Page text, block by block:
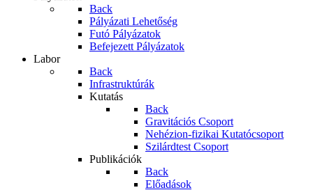
Back
Pályázati Lehetőség
Futó Pályázatok
Befejezett Pályázatok
Labor
Back
Infrastruktúrák
Kutatás
Back
Gravitációs Csoport
Nehézion-fizikai Kutatócsoport
Szilárdtest Csoport
Publikációk
Back
Előadások